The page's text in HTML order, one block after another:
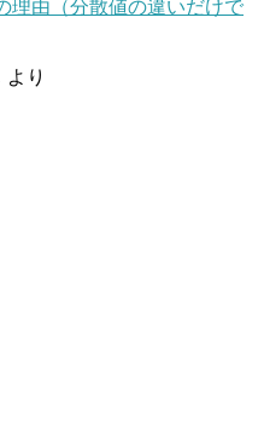
理由（分散値の違いだけで
より